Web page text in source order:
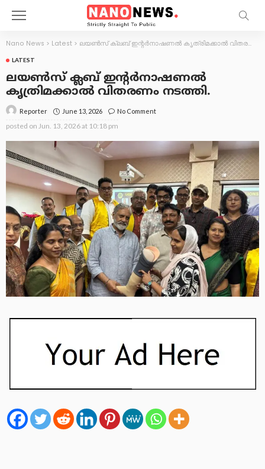
Nano News > Latest > ലയൺസ് ക്ലബ്‌ ഇന്റർനാഷണൽ കൃത്രിമക്കാൽ വിതരണം നടത്തി.
LATEST
ലയൺസ് ക്ലബ്‌ ഇന്റർനാഷണൽ
കൃത്രിമക്കാൽ വിതരണം നടത്തി.
Reporter June 13, 2026 No Comment
posted on Jun. 13, 2026 at 10:18 pm